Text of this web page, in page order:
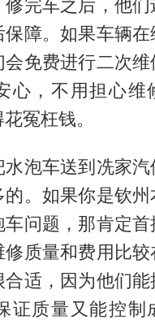
完车之后，他们
障。如果车辆在
免费进行二次维
心，不用担心维
冤枉钱。
泡车送到冼家汽
的。如果你是钦州
问题，那肯定首
质量和费用比较
合适，因为他们能
证质量又能控制